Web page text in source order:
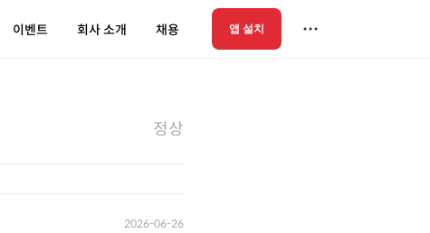
이벤트 회사 소개 채용 앱 설치
정상
2026-06-26